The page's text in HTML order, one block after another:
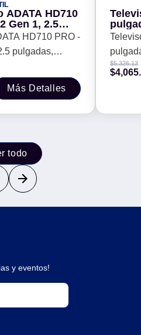
ADATA HD710
Gen 1, 2.5
HD710 PRO -
pulgadas,
Más Detalles
1080
$5,326.13
$
todo
y eventos!